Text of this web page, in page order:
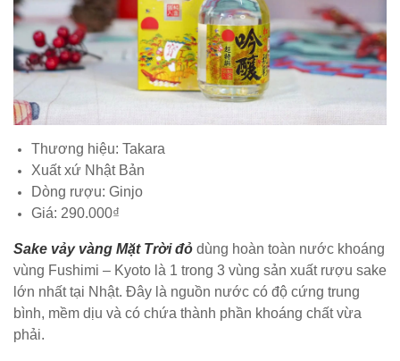
Thương hiệu: Takara
Xuất xứ Nhật Bản
Dòng rượu: Ginjo
Giá: 290.000₫
Sake vảy vàng Mặt Trời đỏ dùng hoàn toàn nước khoáng
vùng Fushimi – Kyoto là 1 trong 3 vùng sản xuất rượu sake
lớn nhất tại Nhật. Đây là nguồn nước có độ cứng trung
bình, mềm dịu và có chứa thành phần khoáng chất vừa
phải.